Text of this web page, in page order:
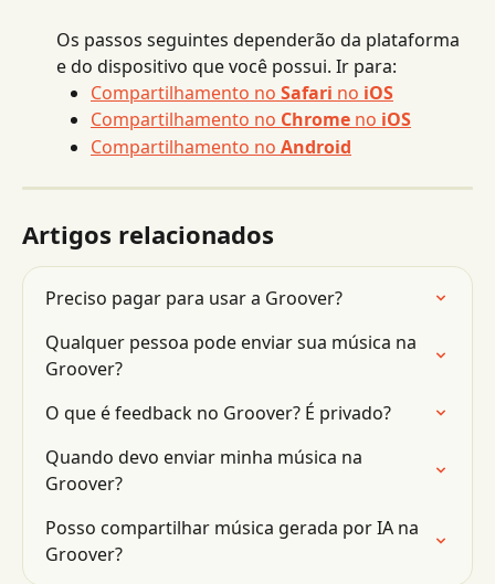
Os passos seguintes dependerão da plataforma
e do dispositivo que você possui. Ir para:
Compartilhamento no Safari no iOS
Compartilhamento no Chrome no iOS
Compartilhamento no Android
Artigos relacionados
Preciso pagar para usar a Groover?
Qualquer pessoa pode enviar sua música na
Groover?
O que é feedback no Groover? É privado?
Quando devo enviar minha música na
Groover?
Posso compartilhar música gerada por IA na
Groover?